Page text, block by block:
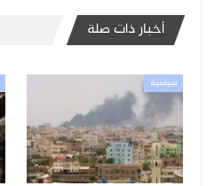
أخبار ذات صلة
سياسية